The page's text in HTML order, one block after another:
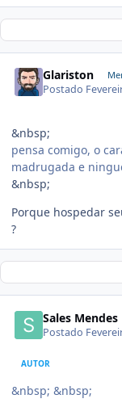
Glariston
Postado
&nbsp;
pensa comigo, o
madrugada e
&nbsp;
Porque hospedar
?
Sales Mendes
Postado
AUTOR
&nbsp; &nbsp;